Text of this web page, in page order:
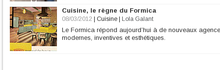
Cuisine, le règne du Formica
08/03/2012 Cuisine Lola Galant
Le Formica répond aujourd’hui à de nouveaux
modernes, inventives et esthétiques.